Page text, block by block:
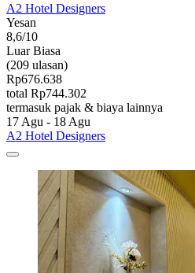
A2 Hotel Designers
Yesan
8,6/10
Luar Biasa
(209 ulasan)
Rp676.638
total Rp744.302
termasuk pajak & biaya lainnya
17 Agu - 18 Agu
A2 Hotel Designers